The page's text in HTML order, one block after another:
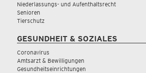
Niederlassungs- und Aufenthaltsrecht
Senioren
Tierschutz
GESUNDHEIT & SOZIALES
Coronavirus
Amtsarzt & Bewilligungen
Gesundheitseinrichtungen